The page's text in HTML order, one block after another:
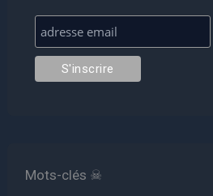
Mots-clés ☠